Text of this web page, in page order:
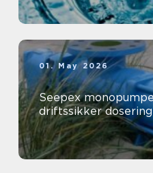
01. May 2026
Seepex
driftssikker